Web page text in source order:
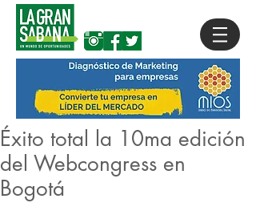
Éxito total la 10ma edición
del Webcongress en
Bogotá